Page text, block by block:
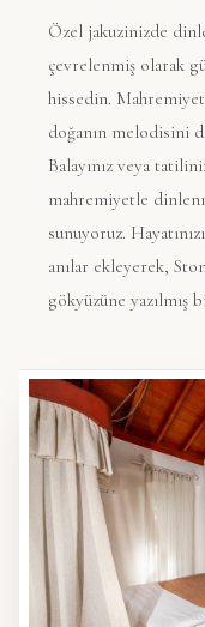
Özel jakuzinizde
çevrelenmiş olarak
hissedin.
doğanın melodisini
Balayınız veya
mahremiyetle
sunuyoruz.
anılar ekleyerek,
gökyüzüne yazılmış